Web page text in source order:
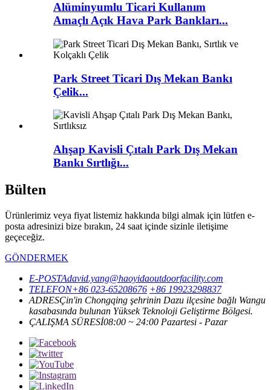
Alüminyumlu Ticari Kullanım
Amaçlı Açık Hava Park Bankları...
Park Street Ticari Dış Mekan Bankı
Çelik...
Ahşap Kavisli Çıtalı Park Dış Mekan
Bankı Sırtlığı...
Bülten
Ürünlerimiz veya fiyat listemiz hakkında bilgi almak için lütfen e-
posta adresinizi bize bırakın, 24 saat içinde sizinle iletişime
geçeceğiz.
GÖNDERMEK
E-POSTAdavid.yang@haoyidaoutdoorfacility.com
TELEFON+86 023-65208676 +86 19923298837
ADRESÇin'in Chongqing şehrinin Dazu ilçesine bağlı Wangu
kasabasında bulunan Yüksek Teknoloji Geliştirme Bölgesi.
ÇALIŞMA SÜRESİ08:00 ~ 24:00 Pazartesi - Pazar